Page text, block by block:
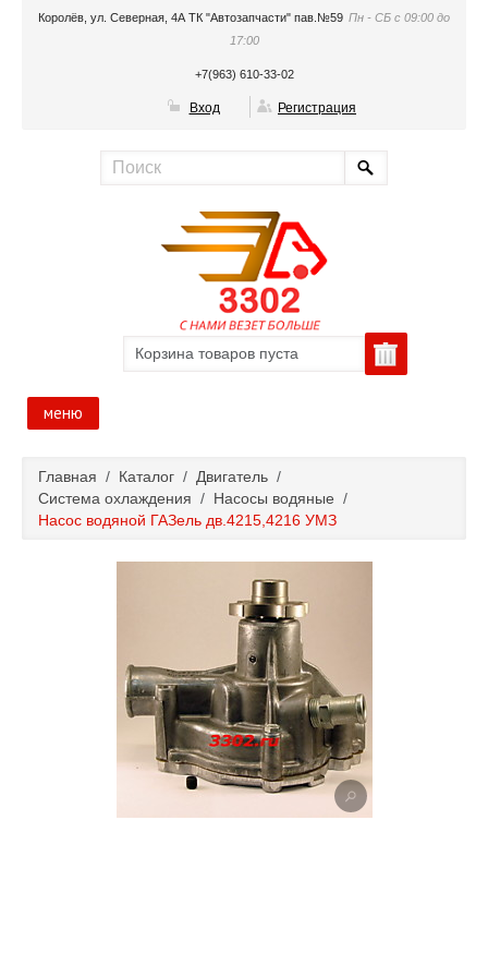
Королёв, ул. Северная, 4А ТК "Автозапчасти" пав.№59 Пн - СБ с 09:00 до
17:00
+7(963) 610-33-02
Вход Регистрация
Корзина товаров пуста
меню
Каталог
Полезные статьи
Главная / Каталог / Двигатель /
Система охлаждения / Насосы водяные /
Насос водяной ГАЗель дв.4215,4216 УМЗ